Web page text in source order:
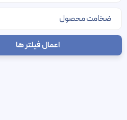
اعمال فیلتر ها